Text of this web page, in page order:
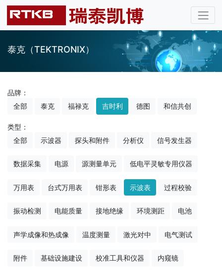
泰克（TEKTRONIX）
品牌：
全部
泰克 福禄克 吉时利 德图 和信共创
类型：
全部
示波器 探头和附件 分析仪 信号发生器
数据采集 电源 源测量单元 低电平灵敏专用仪器
万用表 台式万用表 钳形表 示波表 过程校验
振动检测 电能质量 接地绝缘 环境测距 电池
声学成像和热成像 温度测量 激光对中 电气测试
附件 基础设施建设 校准工具和仪器 内窥镜